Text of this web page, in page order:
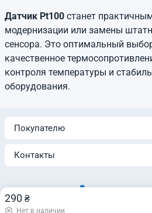
Датчик Pt100 станет
модернизации или замены
сенсора. Это оптимальный
качественное
контроля температуры и
оборудования.
290 ₴
Нет в наличии
Покупателю
Контакты